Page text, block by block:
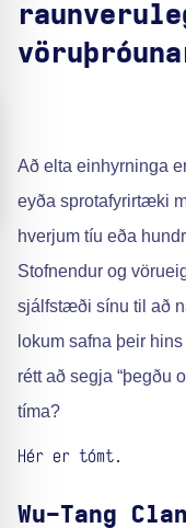
Að elta einhyrninga
eyða sprotafyrirtæki
hverjum tíu eða
Stofnendur og
sjálfstæði sínu til að
lokum safna þeir
rétt að segja “þegðu
tíma?
Hér er tómt.
Wu-Tang